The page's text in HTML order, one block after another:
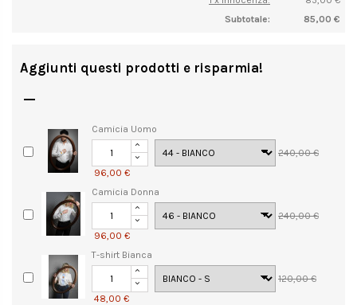
Subtotale:
85,00 €
Aggiunti questi prodotti e risparmia!

Camicia Uomo
240,00 €
96,00 €
Camicia Donna
240,00 €
96,00 €
T-shirt Bianca
120,00 €
48,00 €